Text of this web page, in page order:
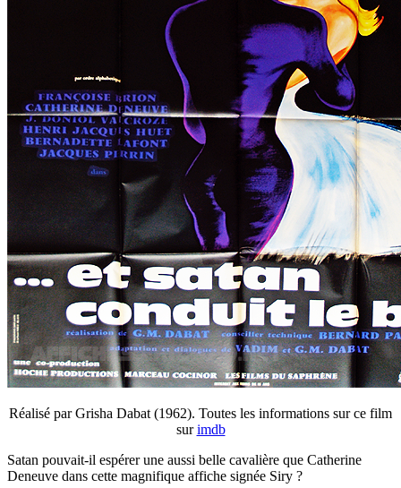
Réalisé par Grisha Dabat (1962). Toutes les informations sur ce film
surimdb
Satan pouvait-il espérer une aussi belle cavalière que Catherine
Deneuve dans cette magnifique affiche signée Siry ?